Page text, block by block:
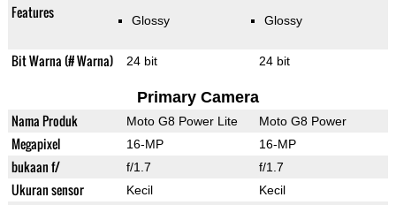
Features Glossy Glossy
Bit Warna (# Warna) 24 bit 24 bit
Primary Camera
Nama Produk Moto G8 Power Lite Moto G8 Power
Megapixel 16-MP 16-MP
bukaan f/ f/1.7 f/1.7
Ukuran sensor Kecil Kecil